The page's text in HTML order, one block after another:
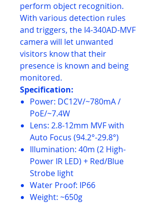
perform object recognition.
With various detection rules
and triggers, the I4-340AD-MVF
camera will let unwanted
visitors know that their
presence is known and being
monitored.
Specification:
Power: DC12V/~780mA /
PoE/~7.4W
Lens: 2.8-12mm MVF with
Auto Focus (94.2°-29.8°)
Illumination: 40m (2 High-
Power IR LED) + Red/Blue
Strobe light
Water Proof: IP66
Weight: ~650g